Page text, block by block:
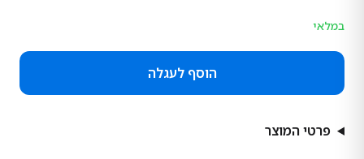
במלאי
הוסף לעגלה
פרטי המוצר